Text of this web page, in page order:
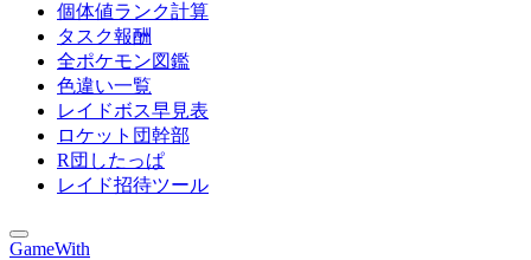
個体値ランク計算
タスク報酬
全ポケモン図鑑
色違い一覧
レイドボス早見表
ロケット団幹部
R団したっぱ
レイド招待ツール
GameWith